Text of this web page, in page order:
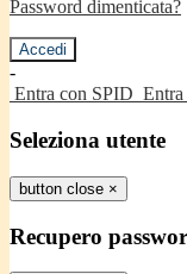
Password dimenticata?
-
Entra con SPID
Seleziona utente
button close ×
Recupero